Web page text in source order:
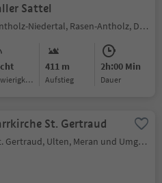
Sattel
Antholz-Niedertal, Rasen-Antholz, Dolomitenregion Kronplatz
411 m
Aufstieg
2h:00 Min
Dauer
St. Gertraud
St. Gertraud, Ulten, Meran und Umgebung